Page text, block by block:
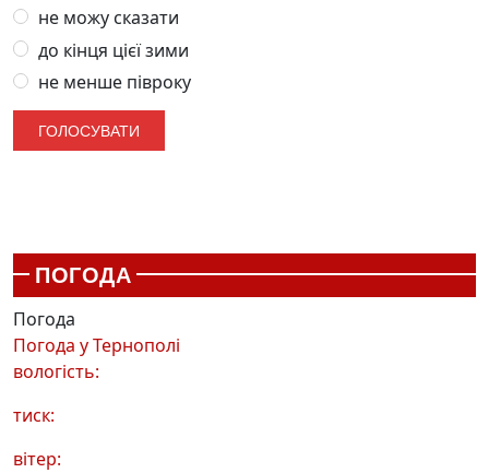
не можу сказати
до кінця цієї зими
не менше півроку
ПОГОДА
Погода
Погода уТернополі
вологість:
тиск:
вітер: